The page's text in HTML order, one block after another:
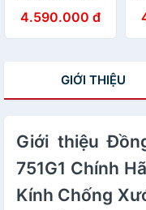
S3 Hàng mới
fullbox ,Kính
nước 100m,BH
4.590.000 đ
GIỚI THIỆU
Giới thiệu
751G1 Chính
Kính Chống